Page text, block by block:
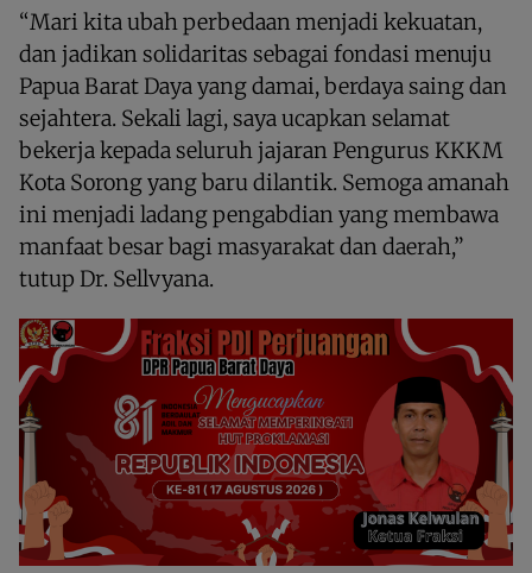
“Mari kita ubah perbedaan menjadi kekuatan,
dan jadikan solidaritas sebagai fondasi menuju
Papua Barat Daya yang damai, berdaya saing dan
sejahtera. Sekali lagi, saya ucapkan selamat
bekerja kepada seluruh jajaran Pengurus KKKM
Kota Sorong yang baru dilantik. Semoga amanah
ini menjadi ladang pengabdian yang membawa
manfaat besar bagi masyarakat dan daerah,”
tutup Dr. Sellvyana.